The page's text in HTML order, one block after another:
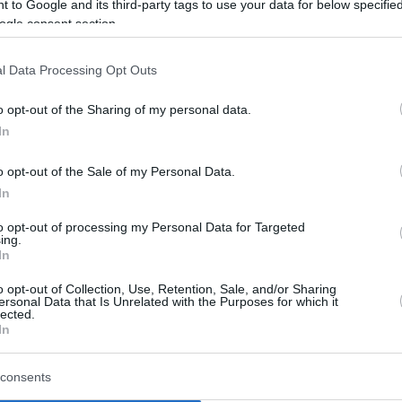
to Google and its third-party tags to use your data for below
consent section.
Data Processing Opt Outs
opt-out of the Sharing of my personal data.
opt-out of the Sale of my Personal Data.
opt-out of processing my Personal Data for Targeted
opt-out of Collection, Use, Retention, Sale, and/or Sharing
Data that Is Unrelated with the Purposes for which it
Euroliga de Atenas...
Ya está definido el
de la Euroliga
Se confirman las fechas de los partidos 1
baja indefinidamente